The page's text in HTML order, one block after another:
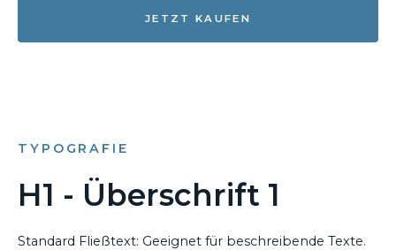
JETZT KAUFEN
TYPOGRAFIE
H1 - Überschrift 1
Standard Fließtext: Geeignet für beschreibende Texte.